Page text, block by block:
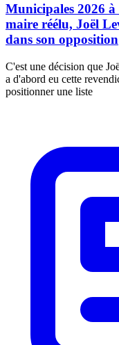
Municipales 2026
maire réélu, Joël
dans son opposition
C'est une décision que
a d'abord eu cette
positionner une liste